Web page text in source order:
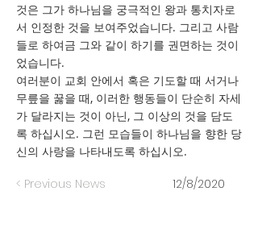
것은 그가 하나님을 궁극적인 왕과 통치자로
서 인정한 것을 보여주었습니다. 그리고 사람
들로 하여금 그와 같이 하기를 권면하는 것이
었습니다.
여러분이 교회 안에서 혹은 기도할 때 서거나
무릎을 꿇을 때, 이러한 행동들이 단순히 자세
가 달라지는 것이 아닌, 그 이상의 것을 담도
록 하십시오. 그런 모습들이 하나님을 향한 당
신의 사랑을 나타내도록 하십시오.
< Previous News 12/8/2020